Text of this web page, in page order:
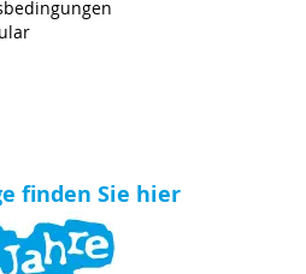
finden Sie hier